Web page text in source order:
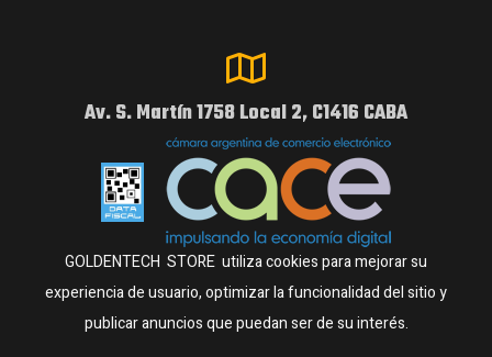
Av. S. Martín 1758 Local 2, C1416 CABA
GOLDENTECH STORE utiliza cookies para mejorar su
experiencia de usuario, optimizar la funcionalidad del sitio y
publicar anuncios que puedan ser de su interés.